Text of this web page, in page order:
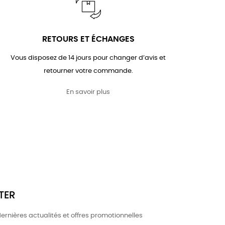
RETOURS ET ÉCHANGES
Vous disposez de 14 jours pour changer d’avis et
retourner votre commande.
En savoir plus
actualités et offres promotionnelles